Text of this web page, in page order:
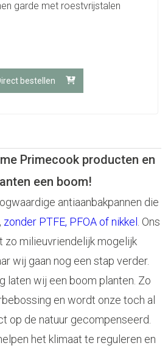
garde met roestvrijstalen
bestellen
Primecook producten en
een boom!
antiaanbakpannen die
zonder PTFE, PFOA of nikkel . Ons
zo milieuvriendelijk mogelijk
wij gaan nog een stap verder.
laten wij een boom planten. Zo
en wordt onze toch al
op de natuur gecompenseerd.
het klimaat te reguleren en